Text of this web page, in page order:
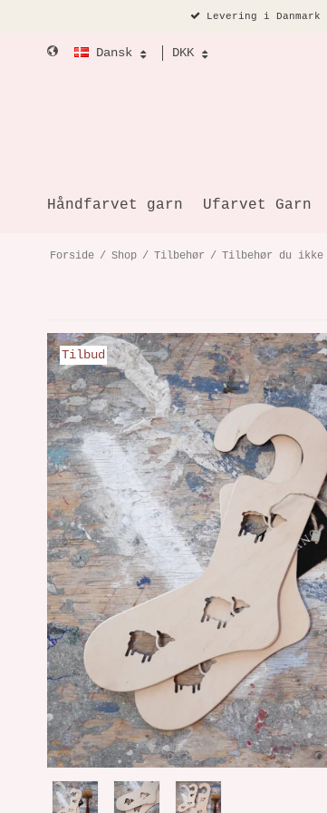
Levering i Danmark
Dansk DKK
Håndfarvet garn Ufarvet Garn
Forside / Shop / Tilbehør / Tilbehør du ikke
Tilbud